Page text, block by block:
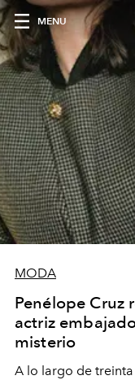
MENU
MODA
Penélope Cruz
actriz
misterio
A lo largo de